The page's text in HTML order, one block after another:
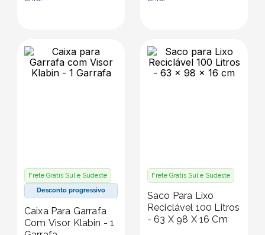
Frete Grátis Sul e Sudeste
Desconto progressivo
Caixa Para Garrafa
Com Visor Klabin - 1
Frete Grátis Sul e Sudeste
Saco Para Lixo
Reciclável 100 Litros
- 63 X 98 X 16 Cm